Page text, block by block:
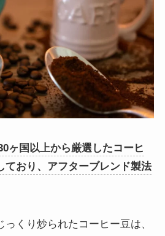
ヶ国以上から厳選したコーヒ
ており、アフターブレンド製法
くり炒られたコーヒー豆は、